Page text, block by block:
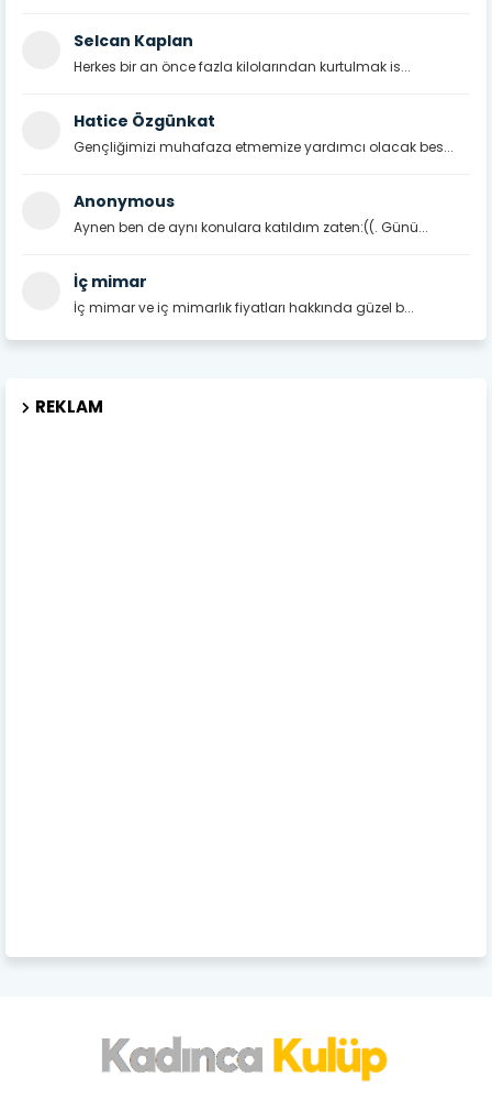
Selcan Kaplan
Herkes bir an önce fazla kilolarından kurtulmak is...
Hatice Özgünkat
Gençliğimizi muhafaza etmemize yardımcı olacak bes...
Anonymous
Aynen ben de aynı konulara katıldım zaten:((. Günü...
İç mimar
İç mimar ve iç mimarlık fiyatları hakkında güzel b...
REKLAM